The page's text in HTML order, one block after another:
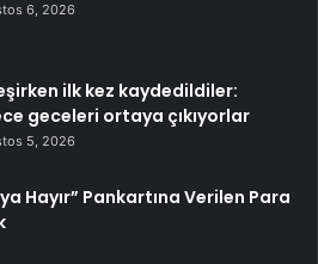
6, 2026
ilk kez kaydedildiler:
geceleri ortaya çıkıyorlar
5, 2026
Hayır” Pankartına Verilen Para